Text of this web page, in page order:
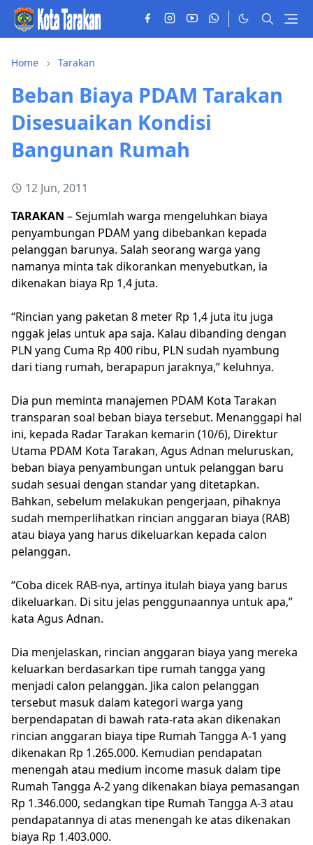
Home Tarakan
Beban Biaya PDAM Tarakan
Disesuaikan Kondisi
Bangunan Rumah
12 Jun, 2011
TARAKAN – Sejumlah warga mengeluhkan biaya
penyambungan PDAM yang dibebankan kepada
pelanggan barunya. Salah seorang warga yang
namanya minta tak dikorankan menyebutkan, ia
dikenakan biaya Rp 1,4 juta.
“Rincian yang paketan 8 meter Rp 1,4 juta itu juga
nggak jelas untuk apa saja. Kalau dibanding dengan
PLN yang Cuma Rp 400 ribu, PLN sudah nyambung
dari tiang rumah, berapapun jaraknya,” keluhnya.
Dia pun meminta manajemen PDAM Kota Tarakan
transparan soal beban biaya tersebut. Menanggapi hal
ini, kepada Radar Tarakan kemarin (10/6), Direktur
Utama PDAM Kota Tarakan, Agus Adnan meluruskan,
beban biaya penyambungan untuk pelanggan baru
sudah sesuai dengan standar yang ditetapkan.
Bahkan, sebelum melakukan pengerjaan, pihaknya
sudah memperlihatkan rincian anggaran biaya (RAB)
atau biaya yang harus dikeluarkan kepada calon
pelanggan.
“Coba dicek RAB-nya, artinya itulah biaya yang barus
dikeluarkan. Di situ jelas penggunaannya untuk apa,”
kata Agus Adnan.
Dia menjelaskan, rincian anggaran biaya yang mereka
keluarkan berdasarkan tipe rumah tangga yang
menjadi calon pelanggan. Jika calon pelanggan
tersebut masuk dalam kategori warga yang
berpendapatan di bawah rata-rata akan dikenakan
rincian anggaran biaya tipe Rumah Tangga A-1 yang
dikenakan Rp 1.265.000. Kemudian pendapatan
menengah atau medium income masuk dalam tipe
Rumah Tangga A-2 yang dikenakan biaya pemasangan
Rp 1.346.000, sedangkan tipe Rumah Tangga A-3 atau
pendapatannya di atas menengah ke atas dikenakan
biaya Rp 1.403.000.